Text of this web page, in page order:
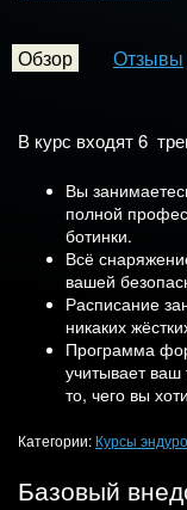
Обзор Отзывы
В курс входят 6
Вы
полной
ботинки.
Всё
вашей
Расписание
никаких
Программа
учитывает
то, чего вы
Категории: Курсы
Базовый